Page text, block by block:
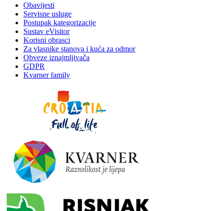
Obavijesti
Servisne usluge
Postupak kategorizacije
Sustav eVisitor
Korisni obrasci
Za vlasnike stanova i kuća za odmor
Obveze iznajmljivača
GDPR
Kvarner family